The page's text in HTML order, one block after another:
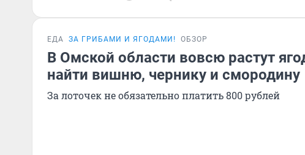
ЕДА ЗА ГРИБАМИ И ЯГОДАМИ! ОБЗОР
В Омской области вовсю растут
найти вишню, чернику и смородину
За лоточек не обязательно платить 800 рублей